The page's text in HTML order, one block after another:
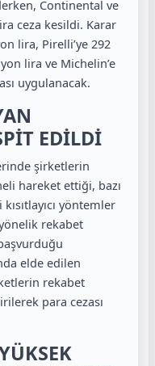
Continental ve
ceza kesildi. Karar
lira, Pirelli’ye 292
lira ve Michelin’e
uygulanacak.
EDİLDİ
şirketlerin
hareket ettiği, bazı
yöntemler
rekabet
elde edilen
rekabet
para cezası